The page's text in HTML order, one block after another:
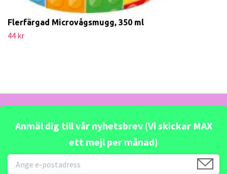
Flerfärgad Microvågsmugg, 350 ml
44 kr
Anmäl dig till vår nyhetsbrev (Vi skickar MAX
ett mejl per månad)